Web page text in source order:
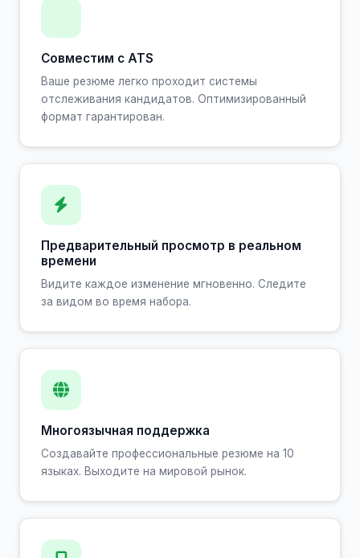
Совместим с ATS
Ваше резюме легко проходит системы
отслеживания кандидатов. Оптимизированный
формат гарантирован.
Предварительный просмотр в реальном
времени
Видите каждое изменение мгновенно. Следите
за видом во время набора.
Многоязычная поддержка
Создавайте профессиональные резюме на 10
языках. Выходите на мировой рынок.